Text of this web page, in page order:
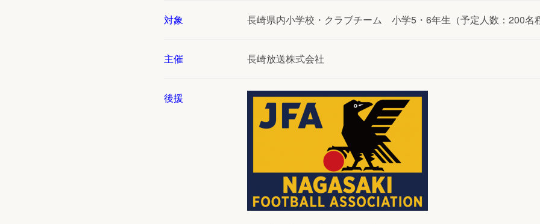
対象 長崎県内小学校・クラブチーム 小学5・6年生（予定人数：200名
主催 長崎放送株式会社
後援